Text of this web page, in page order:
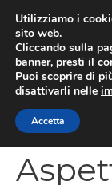
contenuto
Utilizziamo i
sito web.
Cliccando sulla
banner, presti il
Puoi scoprire di
disattivarli nelle
Accetta